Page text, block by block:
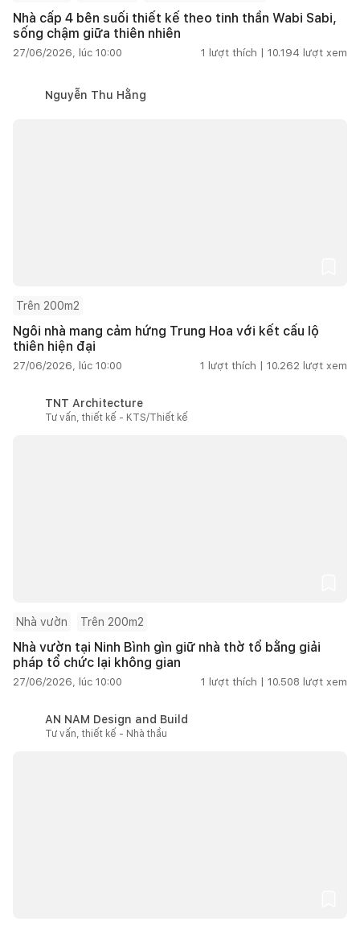
Nhà cấp 4 bên suối thiết kế theo tinh thần Wabi Sabi,
sống chậm giữa thiên nhiên
27/06/2026, lúc 10:00 1 lượt thích | 10.194 lượt xem
Nguyễn Thu Hằng
Trên 200m2
Ngôi nhà mang cảm hứng Trung Hoa với kết cấu lộ
thiên hiện đại
27/06/2026, lúc 10:00 1 lượt thích | 10.262 lượt xem
TNT Architecture
Tư vấn, thiết kế - KTS/Thiết kế
Nhà vườn Trên 200m2
Nhà vườn tại Ninh Bình gìn giữ nhà thờ tổ bằng giải
pháp tổ chức lại không gian
27/06/2026, lúc 10:00 1 lượt thích | 10.508 lượt xem
AN NAM Design and Build
Tư vấn, thiết kế - Nhà thầu